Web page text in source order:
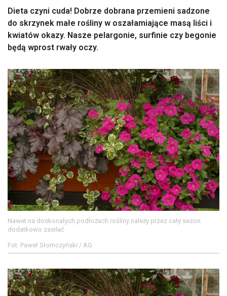
Dieta czyni cuda! Dobrze dobrana przemieni sadzone
do skrzynek małe rośliny w oszałamiające masą liści i
kwiatów okazy. Nasze pelargonie, surfinie czy begonie
będą wprost rwały oczy.
Nawet na doskonałych podłożach rośliny należy przez cały sezon
dodatkowo zasilać
Fot. Paweł Słomczyński / AG